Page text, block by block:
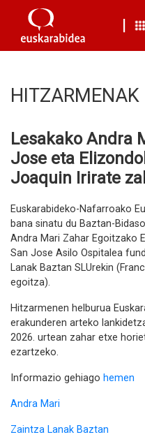
HITZARMENAK
Lesakako Andra
Jose eta
Joaquin Irirate
Euskarabideko-Nafarroako
bana sinatu du Baztan-
Andra Mari Zahar Egoitzako
San Jose Asilo Ospitalea
Lanak Baztan SLUrekin
egoitza).
Hitzarmenen helburua
erakunderen arteko
2026. urtean zahar etxe
ezartzeko.
Informazio gehiago hemen
Andra Mari
Zaintza Lanak Baztan